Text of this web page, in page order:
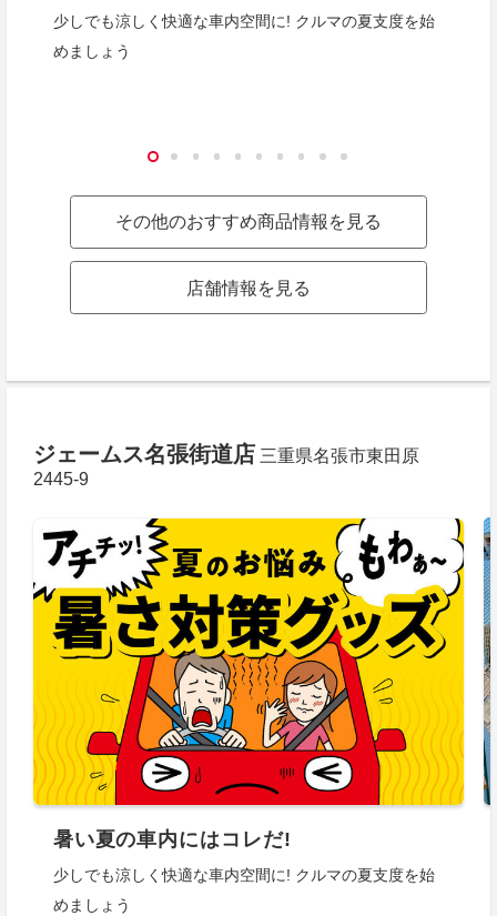
少しでも涼しく快適な車内空間に! クルマの夏支度を始
めましょう
その他のおすすめ商品情報を見る
店舗情報を見る
ジェームス名張街道店 三重県名張市東田原
2445-9
暑い夏の車内にはコレだ!
少しでも涼しく快適な車内空間に! クルマの夏支度を始
めましょう